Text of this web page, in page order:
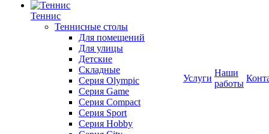
Теннис
Теннисные столы
Для помещений
Для улицы
Детские
Складные
Серия Olympic
Серия Game
Серия Compact
Серия Sport
Серия Hobby
Услуги
Наши
работы